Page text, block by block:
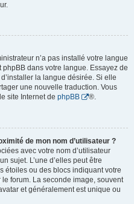
n’a pas installé votre langue
dans votre langue. Essayez de
la langue désirée. Si elle
une nouvelle traduction. Vous
site Internet de phpBB ®.
de mon nom d’utilisateur ?
avec votre nom d’utilisateur
sujet. L’une d’elles peut être
étoiles ou des blocs indiquant votre
forum. La seconde image, souvent
et généralement est unique ou